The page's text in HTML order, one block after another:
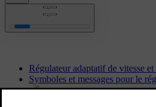
Régulateur adaptatif de vitesse et
Symboles et messages pour le